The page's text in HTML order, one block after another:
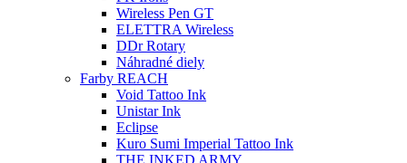
Wireless Pen GT
ELETTRA Wireless
DDr Rotary
Náhradné diely
Farby REACH
Void Tattoo Ink
Unistar Ink
Eclipse
Kuro Sumi Imperial Tattoo Ink
THE INKED ARMY